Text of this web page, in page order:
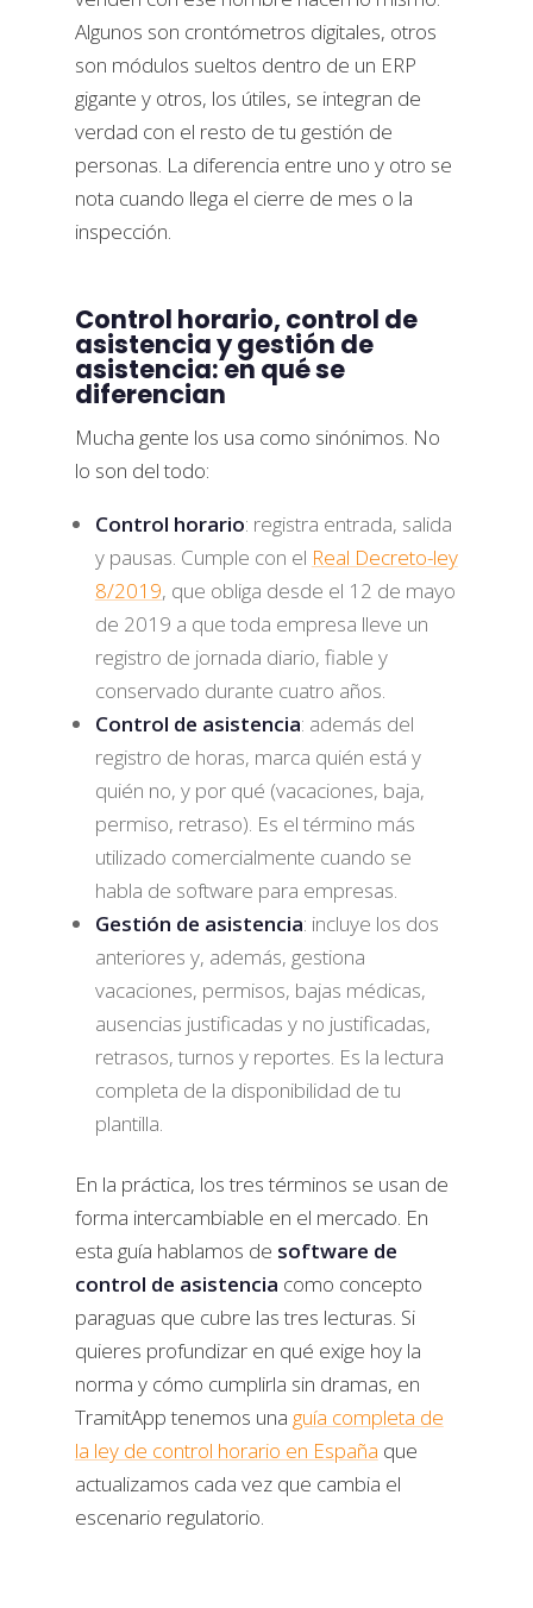
Algunos son crontómetros digitales, otros
son módulos sueltos dentro de un ERP
gigante y otros, los útiles, se integran de
verdad con el resto de tu gestión de
personas. La diferencia entre uno y otro se
nota cuando llega el cierre de mes o la
inspección.
Control horario, control de
asistencia y gestión de
asistencia: en qué se
diferencian
Mucha gente los usa como sinónimos. No
lo son del todo:
Control horario: registra entrada, salida
y pausas. Cumple con el Real Decreto-ley
8/2019, que obliga desde el 12 de mayo
de 2019 a que toda empresa lleve un
registro de jornada diario, fiable y
conservado durante cuatro años.
Control de asistencia: además del
registro de horas, marca quién está y
quién no, y por qué (vacaciones, baja,
permiso, retraso). Es el término más
utilizado comercialmente cuando se
habla de software para empresas.
Gestión de asistencia: incluye los dos
anteriores y, además, gestiona
vacaciones, permisos, bajas médicas,
ausencias justificadas y no justificadas,
retrasos, turnos y reportes. Es la lectura
completa de la disponibilidad de tu
plantilla.
En la práctica, los tres términos se usan de
forma intercambiable en el mercado. En
esta guía hablamos de software de
control de asistencia como concepto
paraguas que cubre las tres lecturas. Si
quieres profundizar en qué exige hoy la
norma y cómo cumplirla sin dramas, en
TramitApp tenemos una guía completa de
la ley de control horario en España que
actualizamos cada vez que cambia el
escenario regulatorio.